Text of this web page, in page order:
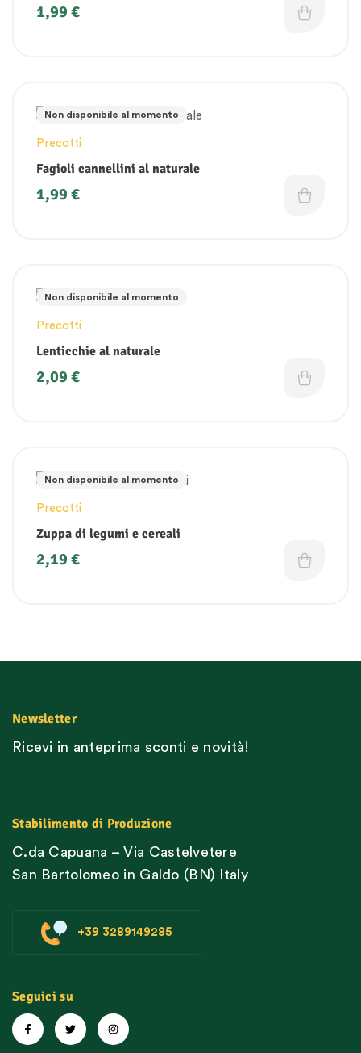
1,99 €
Non disponibile al momento
Precotti
Fagioli cannellini al naturale
1,99 €
Non disponibile al momento
Precotti
Lenticchie al naturale
2,09 €
Non disponibile al momento
Precotti
Zuppa di legumi e cereali
2,19 €
Newsletter
Ricevi in anteprima sconti e novità!
Stabilimento di Produzione
C.da Capuana – Via Castelvetere
San Bartolomeo in Galdo (BN) Italy
+39 3289149285
Seguici su